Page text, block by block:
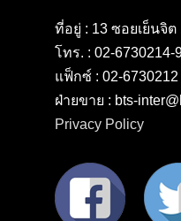
ที่อยู่ : 13 ซอยเย็นจิ
โทร. : 02-6730214-
แฟ็กซ์ : 02-6730212
ฝ่ายขาย : bts-
Privacy Policy